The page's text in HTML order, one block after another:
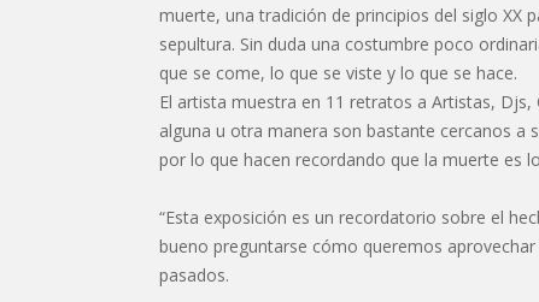
muerte, una tradición de principios del siglo XX
sepultura. Sin duda una costumbre poco
que se come, lo que se viste y lo que se hace.
El artista muestra en 11 retratos a Artistas,
alguna u otra manera son bastante cercanos
por lo que hacen recordando que la muerte es
“Esta exposición es un recordatorio sobre el
bueno preguntarse cómo queremos
pasados.